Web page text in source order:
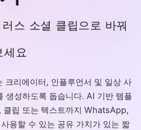
스 소셜 클립으로 바꿔
세요
리에이터, 인플루언서 및 일상 사
생성하도록 돕습니다. AI 기반 템플
클립 또는 텍스트까지 WhatsApp,
용할 수 있는 공유 가치가 있는 짧